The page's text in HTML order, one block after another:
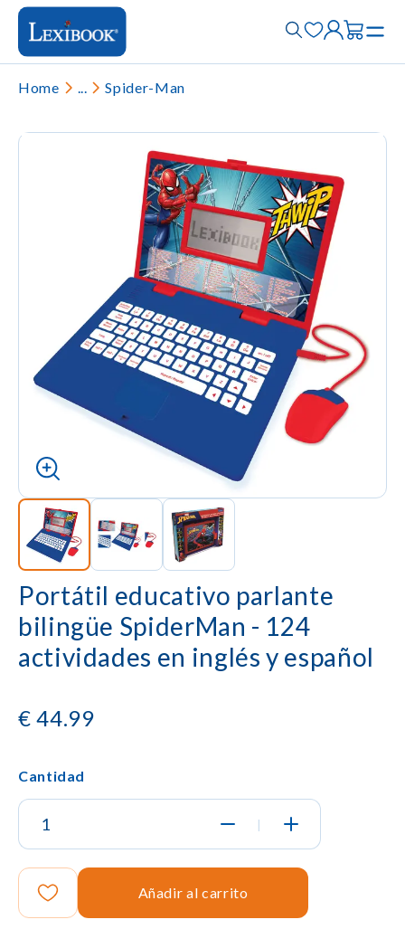
Home ... Spider-Man
Portátil educativo parlante
bilingüe SpiderMan - 124
actividades en inglés y español
€ 44.99
Cantidad
|
Añadir al carrito